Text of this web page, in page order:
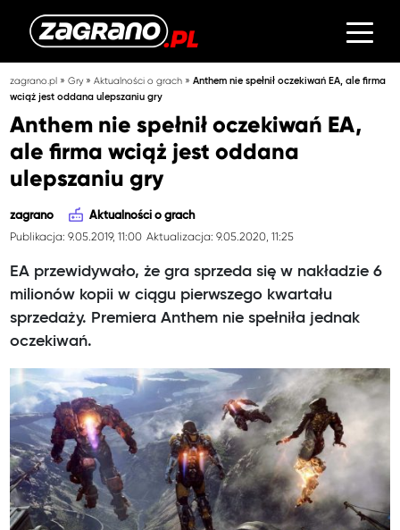
zagrano.pl »Gry»Aktualności o grach »Anthem nie spełnił oczekiwań EA, ale firma
wciąż jest oddana ulepszaniu gry
Anthem nie spełnił oczekiwań EA,
ale firma wciąż jest oddana
ulepszaniu gry
zagrano Aktualności o grach
Publikacja: 9.05.2019, 11:00 Aktualizacja: 9.05.2020, 11:25
EA przewidywało, że gra sprzeda się w nakładzie 6
milionów kopii w ciągu pierwszego kwartału
sprzedaży. Premiera Anthem nie spełniła jednak
oczekiwań.